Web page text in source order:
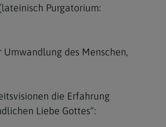
Purgatorium:
des Menschen,
die Erfahrung
Liebe Gottes“: